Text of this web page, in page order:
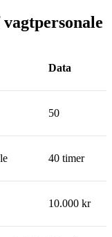
Data
50
40 timer
10.000 kr